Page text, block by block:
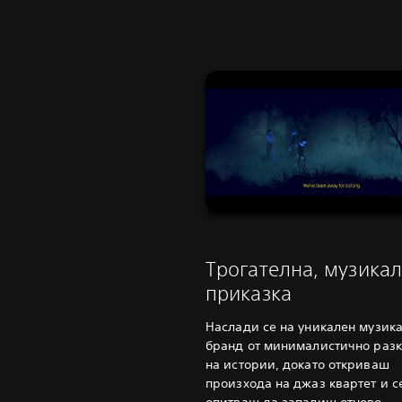
Трогателна,
приказка
Наслади се на уникален
бранд от минималистично
на истории, докато откриваш
произхода на джаз квартет и